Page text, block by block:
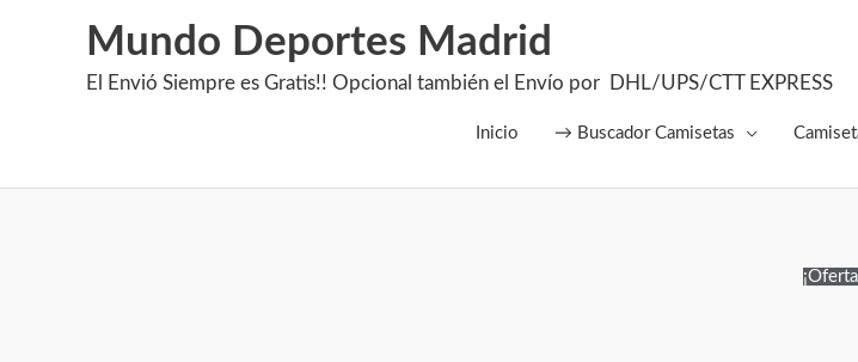
Mundo Deportes Madrid
El Envió Siempre es Gratis!! Opcional también el Envío por DHL/UPS/CTT EXPRESS
Inicio → Buscador Camisetas